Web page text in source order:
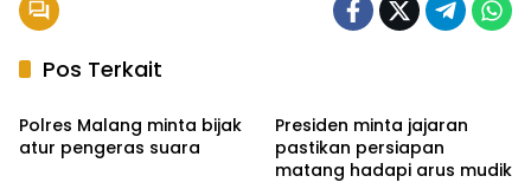
Pos Terkait
Ekbis
Polres Malang minta bijak
atur pengeras suara
Presiden minta jajaran
pastikan persiapan
matang hadapi arus mudik
Ekbis